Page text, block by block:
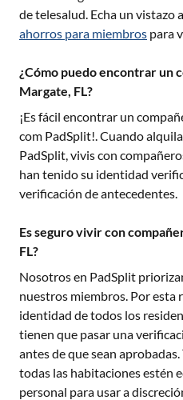
de telesalud. Echa un vistazo
ahorros para miembros para
¿Cómo puedo encontrar un
Margate, FL?
¡Es fácil encontrar un
com PadSplit!. Cuando
PadSplit, vivis con
han tenido su identidad
verificación de antecedentes.
Es seguro vivir con
FL?
Nosotros en PadSplit
nuestros miembros. Por esta
identidad de todos los
tienen que pasar una
antes de que sean
todas las habitaciones estén
personal para usar a